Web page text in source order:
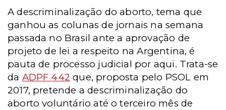
A descriminalização do aborto, tema que
ganhou as colunas de jornais na semana
passada no Brasil ante a aprovação de
projeto de lei a respeito na Argentina, é
pauta de processo judicial por aqui. Trata-se
da ADPF 442 que, proposta pelo PSOL em
2017, pretende a descriminalização do
aborto voluntário até o terceiro mês de